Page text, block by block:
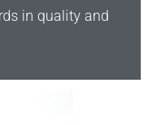
in quality and